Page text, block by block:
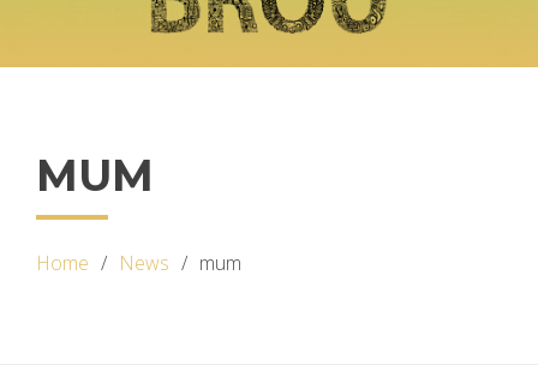
MUM
Home News mum